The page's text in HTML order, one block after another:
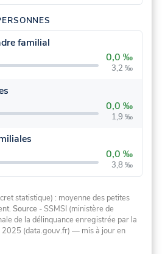
familial
0,0 ‰
3,2 ‰
0,0 ‰
1,9 ‰
0,0 ‰
3,8 ‰
statistique) : moyenne des petites
Source - SSMSI (ministère de
de la délinquance enregistrée par la
2025 (data.gouv.fr) — mis à jour en